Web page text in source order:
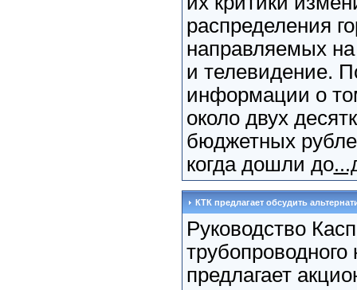
распределения
направляемых на
и телевидение.
информации о
около двух
бюджетных
когда дошли до
КТК предлагает обсудить
Руководство
предлагает